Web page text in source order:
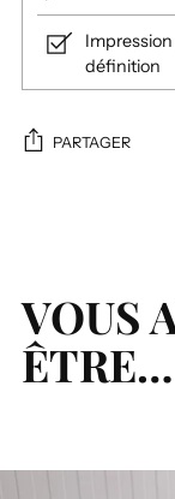
définition
PARTAGER
votre
panier
VOUS
ÊTRE…